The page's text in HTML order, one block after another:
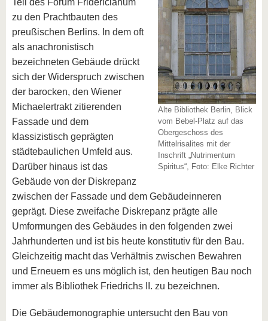
Alte Bibliothek Berlin, Blick
vom Bebel-Platz auf das
Obergeschoss des
Mittelrisalites mit der
Inschrift „Nutrimentum
Spiritus“, Foto: Elke Richter
Teil des Forum Fridericianum
zu den Prachtbauten des
preußischen Berlins. In dem oft
als anachronistisch
bezeichneten Gebäude drückt
sich der Widerspruch zwischen
der barocken, den Wiener
Michaelertrakt zitierenden
Fassade und dem
klassizistisch geprägten
städtebaulichen Umfeld aus.
Darüber hinaus ist das
Gebäude von der Diskrepanz
zwischen der Fassade und dem Gebäudeinneren
geprägt. Diese zweifache Diskrepanz prägte alle
Umformungen des Gebäudes in den folgenden zwei
Jahrhunderten und ist bis heute konstitutiv für den Bau.
Gleichzeitig macht das Verhältnis zwischen Bewahren
und Erneuern es uns möglich ist, den heutigen Bau noch
immer als Bibliothek Friedrichs II. zu bezeichnen.
Die Gebäudemonographie untersucht den Bau von